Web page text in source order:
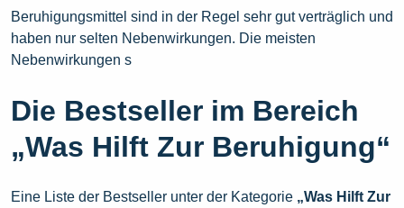
Beruhigungsmittel sind in der Regel sehr gut verträglich und
haben nur selten Nebenwirkungen. Die meisten
Nebenwirkungen s
Die Bestseller im Bereich
„Was Hilft Zur Beruhigung“
Eine Liste der Bestseller unter der Kategorie „Was Hilft Zur